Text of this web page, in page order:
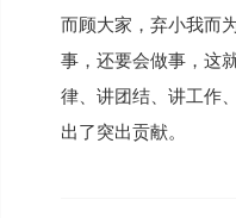
而顾大家，弃小我而
事，还要会做事，这
律、讲团结、讲工作
出了突出贡献。